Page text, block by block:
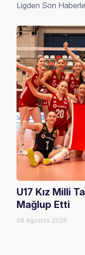
Ligden Son
U17 Kız Milli
Mağlup Etti
08 Ağustos 2026